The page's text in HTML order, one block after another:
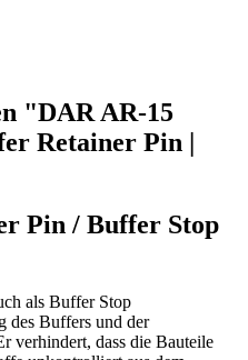
"DAR AR-15
Retainer Pin |
Pin / Buffer Stop
als Buffer Stop
des Buffers und der
verhindert, dass die Bauteile